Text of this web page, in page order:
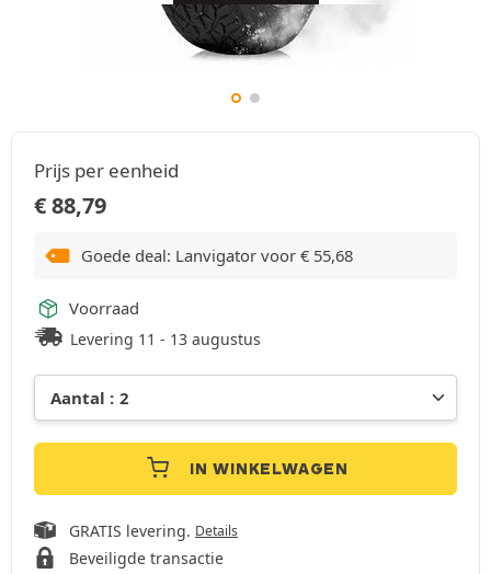
Prijs per eenheid
€88,79
Goede deal: Lanvigator voor € 55,68
Voorraad
Levering 11 - 13 augustus
IN WINKELWAGEN
GRATIS levering. Details
Beveiligde transactie